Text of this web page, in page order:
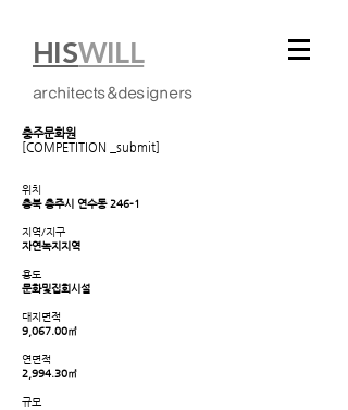
HISWILL
architects&designers
충주문화원
[COMPETITION _submit]
위치
충북 충주시 연수동 246-1
지역/지구
자연녹지지역
용도
문화및집회시설
대지면적
9,067.00㎡
연면적
2,994.30㎡
규모